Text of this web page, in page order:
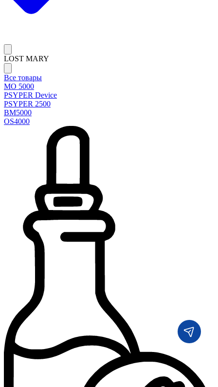
LOST MARY
Все товары
MO 5000
PSYPER Device
PSYPER 2500
BM5000
OS4000